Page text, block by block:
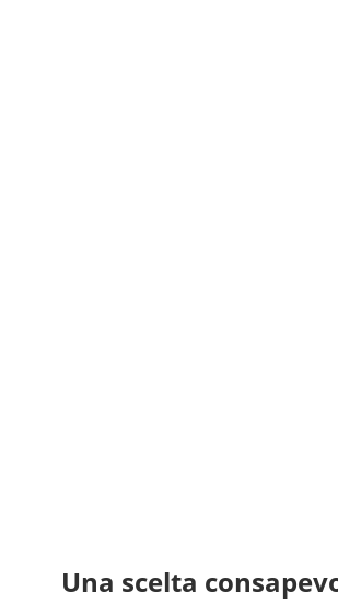
Una scelta